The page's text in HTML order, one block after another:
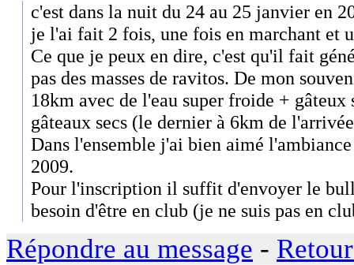
c'est dans la nuit du 24 au 25 janvier en
je l'ai fait 2 fois, une fois en marchant et
Ce que je peux en dire, c'est qu'il fait
pas des masses de ravitos. De mon
18km avec de l'eau super froide + gâteux
gâteaux secs (le dernier à 6km de
Dans l'ensemble j'ai bien aimé
2009.
Pour l'inscription il suffit d'envoyer le
besoin d'être en club (je ne suis pas en
Répondre au message -